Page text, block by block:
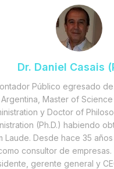
Dr. Daniel Casais
Público egresado de
Argentina, Master of Science
y Doctor of
(Ph.D.) habiendo
Laude. Desde hace 35
consultor de empresas.
gerente general y